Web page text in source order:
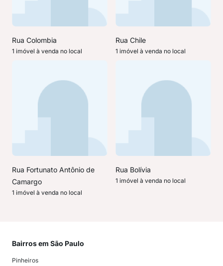
Rua Colombia
1 imóvel à venda no local
Rua Chile
1 imóvel à venda no local
Rua Fortunato Antônio de
Camargo
1 imóvel à venda no local
Rua Bolívia
1 imóvel à venda no local
Bairros em São Paulo
Pinheiros